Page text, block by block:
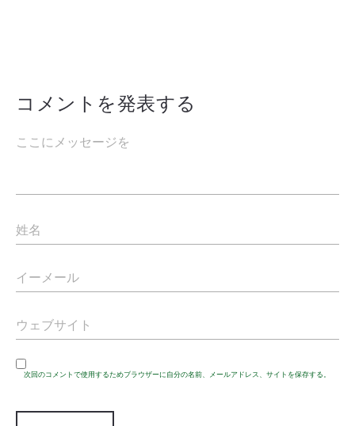
コメントを発表する
次回のコメントで使用するためブラウザーに自分の名前、メールアドレス、サイトを保存する。